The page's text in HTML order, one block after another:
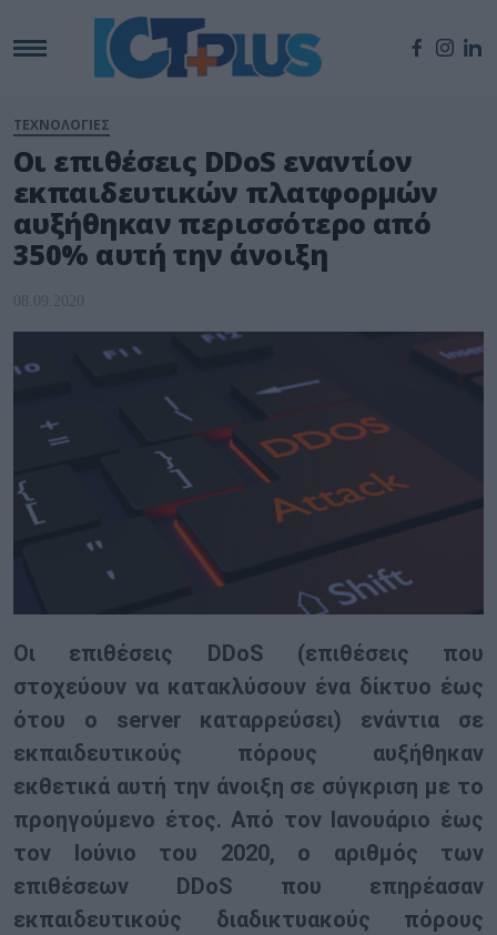
ΤΕΧΝΟΛΟΓΙΕΣ
Οι επιθέσεις DDoS εναντίον
εκπαιδευτικών πλατφορμών
αυξήθηκαν περισσότερο από
350% αυτή την άνοιξη
08.09.2020
Οι επιθέσεις DDoS (επιθέσεις που
στοχεύουν να κατακλύσουν ένα δίκτυο έως
ότου ο server καταρρεύσει) ενάντια σε
εκπαιδευτικούς πόρους αυξήθηκαν
εκθετικά αυτή την άνοιξη σε σύγκριση με το
προηγούμενο έτος. Από τον Ιανουάριο έως
τον Ιούνιο του 2020, ο αριθμός των
επιθέσεων DDoS που επηρέασαν
εκπαιδευτικούς διαδικτυακούς πόρους